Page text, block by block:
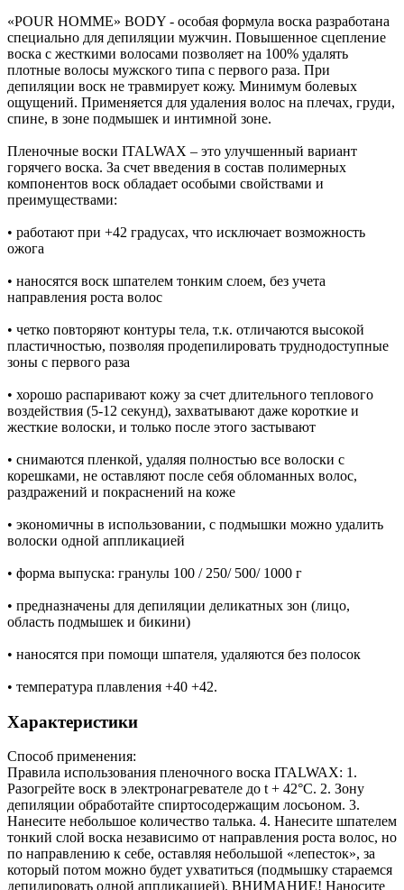
«POUR HOMME» BODY - особая формула воска разработана
специально для депиляции мужчин. Повышенное сцепление
воска с жесткими волосами позволяет на 100% удалять
плотные волосы мужского типа с первого раза. При
депиляции воск не травмирует кожу. Минимум болевых
ощущений. Применяется для удаления волос на плечах, груди,
спине, в зоне подмышек и интимной зоне.
Пленочные воски ITALWAX – это улучшенный вариант
горячего воска. За счет введения в состав полимерных
компонентов воск обладает особыми свойствами и
преимуществами:
• работают при +42 градусах, что исключает возможность
ожога
• наносятся воск шпателем тонким слоем, без учета
направления роста волос
• четко повторяют контуры тела, т.к. отличаются высокой
пластичностью, позволяя продепилировать труднодоступные
зоны с первого раза
• хорошо распаривают кожу за счет длительного теплового
воздействия (5-12 секунд), захватывают даже короткие и
жесткие волоски, и только после этого застывают
• снимаются пленкой, удаляя полностью все волоски с
корешками, не оставляют после себя обломанных волос,
раздражений и покраснений на коже
• экономичны в использовании, с подмышки можно удалить
волоски одной аппликацией
• форма выпуска: гранулы 100 / 250/ 500/ 1000 г
• предназначены для депиляции деликатных зон (лицо,
область подмышек и бикини)
• наносятся при помощи шпателя, удаляются без полосок
• температура плавления +40 +42.
Характеристики
Способ применения:
Правила использования пленочного воска ITALWAX: 1.
Разогрейте воск в электронагревателе до t + 42°С. 2. Зону
депиляции обработайте спиртосодержащим лосьоном. 3.
Нанесите небольшое количество талька. 4. Нанесите шпателем
тонкий слой воска независимо от направления роста волос, но
по направлению к себе, оставляя небольшой «лепесток», за
который потом можно будет ухватиться (подмышку стараемся
депилировать одной аппликацией). ВНИМАНИЕ! Наносите